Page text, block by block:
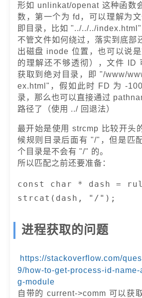
形如 unlinkat/openat 这种函数
数，第一个为 fd，可以理解为
即目录，比如 "../../../
不管文件如何绕过，落实到底部
出磁盘 inode 位置，也可以说
的理解还不够透彻），文件 ID
获取到绝对目录，即 "/www/
ex.html"，假如此时 FD 为 -
录，那么也可以直接通过
路径了（使用 ../ 回退法）
最开始是使用 strcmp 比较开头
候规则目录后面有 "/"，但是匹
个目录是不会有 "/" 的。
所以匹配之前还要准备：
const char * dash =
strcat(dash, "/");
进程获取的问题
https://stackoverflow.com/
9/how-to-get-process-id-
g-module
自带的 current->comm 可以获